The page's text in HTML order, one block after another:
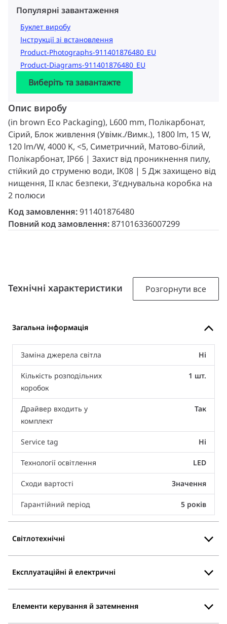
Популярні завантаження
Буклет виробу
Інструкції зі встановлення
Product-Photographs-911401876480_EU
Product-Diagrams-911401876480_EU
Виберіть та завантажте
Опис виробу
(in brown Eco Packaging), L600 mm, Полікарбонат,
Сірий, Блок живлення (Увімк./Вимк.), 1800 lm, 15 W,
120 lm/W, 4000 K, <5, Симетричний, Матово-білий,
Полікарбонат, IP66 | Захист від проникнення пилу,
стійкий до струменю води, IK08 | 5 Дж захищено від
нищення, II клас безпеки, З’єднувальна коробка на
2 полюси
Код замовлення:911401876480
Повний код замовлення:871016336007299
Технічні характеристики Розгорнути все
Загальна інформація
Заміна джерела світла Ні
Кількість розподільних
коробок
1 шт.
Драйвер входить у
комплект
Так
Service tag Ні
Технології освітлення LED
Сходи вартості Значення
Гарантійний період 5 років
Світлотехнічні
Експлуатаційні й електричні
Елементи керування й затемнення